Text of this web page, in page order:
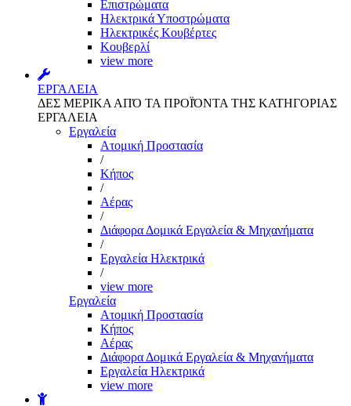
Επιστρώματα
Ηλεκτρικά Υποστρώματα
Ηλεκτρικές Κουβέρτες
Κουβερλί
view more
ΕΡΓΑΛΕΙΑ
ΔΕΣ ΜΕΡΙΚΑ ΑΠΌ ΤΑ ΠΡΟΪΌΝΤΑ ΤΗΣ ΚΑΤΗΓΟΡΙΑΣ
ΕΡΓΑΛΕΙΑ
Εργαλεία
Aτομική Προστασία
/
Kήπος
/
Αέρας
/
Διάφορα Δομικά Εργαλεία & Μηχανήματα
/
Εργαλεία Ηλεκτρικά
/
view more
Εργαλεία
Aτομική Προστασία
Kήπος
Αέρας
Διάφορα Δομικά Εργαλεία & Μηχανήματα
Εργαλεία Ηλεκτρικά
view more